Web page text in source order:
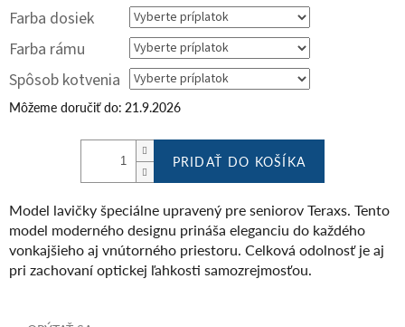
Farba dosiek
Farba rámu
Spôsob kotvenia
Môžeme doručiť do: 21.9.2026
PRIDAŤ DO KOŠÍKA
Model lavičky špeciálne upravený pre seniorov Teraxs. Tento
model moderného designu prináša eleganciu do každého
vonkajšieho aj vnútorného priestoru. Celková odolnosť je aj
pri zachovaní optickej ľahkosti samozrejmosťou.